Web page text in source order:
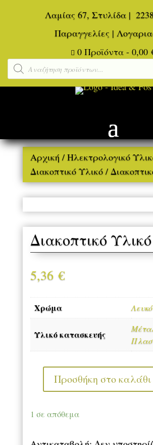
Λαμίας 67, Στυλίδα |
Παραγγελίες |
 0 Προϊόντα - 0,00
Αναζήτηση
προϊόντων
Αρχική / Ηλεκτρολογικό
Διακοπτικό Υλικό/
Διακοπτικό Υλικό
5,36 €
Χρώμα Λευκό
Υλικό κατασκευής
Διακοπτικό
ποσότητα
Προσθήκη στο καλάθι
1 σε απόθεμα